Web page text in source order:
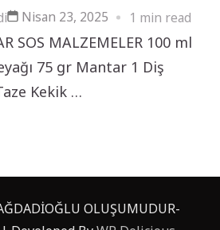
Nisan 23, 2025 1 min read
SOS MALZEMELER 100 ml
75 gr Mantar 1 Diş
Kekik …
OLUŞUMUDUR-